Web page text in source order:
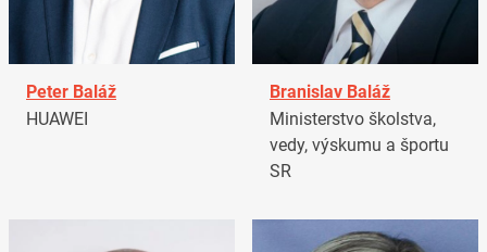
Peter Baláž
HUAWEI
Branislav Baláž
Ministerstvo školstva,
vedy, výskumu a športu
SR